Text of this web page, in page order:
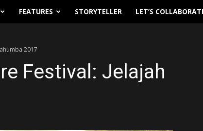
FEATURES STORYTELLER LET’S
2017
Festival: Jelajah